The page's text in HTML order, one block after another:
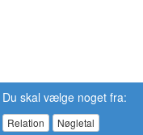
Du skal vælge noget fra:
Relation Nøgletal